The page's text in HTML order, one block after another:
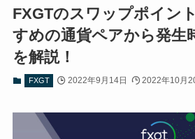
FXGTのスワップポイン
すめの通貨ペアから発生
を解説！
FXGT 2022年9月14日 2022年10月